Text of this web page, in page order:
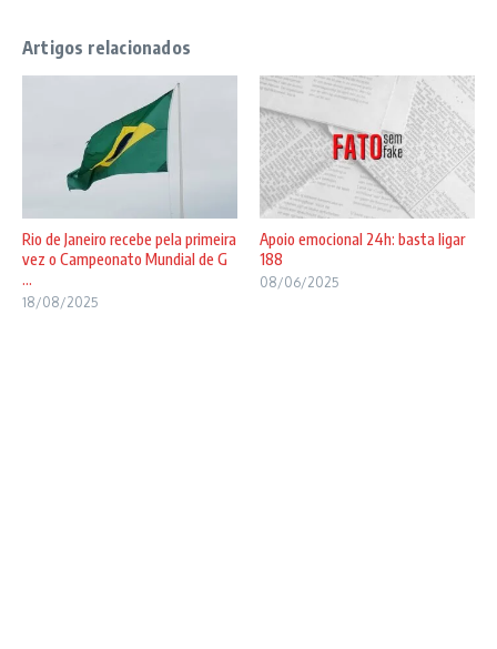
Artigos relacionados
Rio de Janeiro recebe pela primeira
vez o Campeonato Mundial de G
...
18/08/2025
Apoio emocional 24h: basta ligar
188
08/06/2025